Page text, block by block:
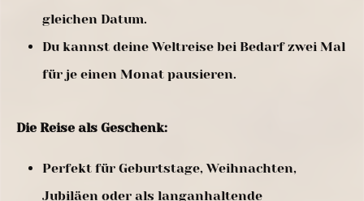
gleichen Datum.
Du kannst deine Weltreise bei Bedarf zwei Mal
für je einen Monat pausieren.
Die Reise als Geschenk:
Perfekt für Geburtstage, Weihnachten,
Jubiläen oder als langanhaltende